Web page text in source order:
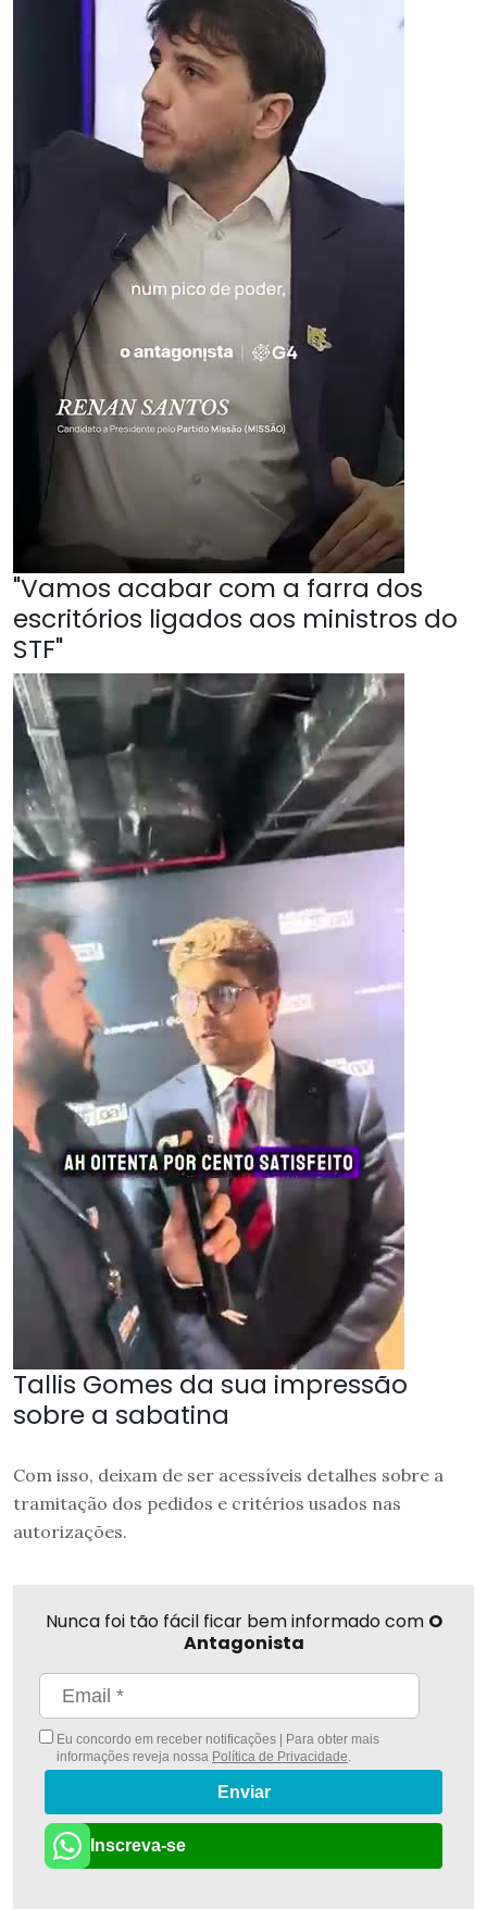
"Vamos acabar com a farra dos
escritórios ligados aos ministros do
STF"
Tallis Gomes da sua impressão
sobre a sabatina
Com isso, deixam de ser acessíveis detalhes sobre a
tramitação dos pedidos e critérios usados nas
autorizações.
Nunca foi tão fácil ficar bem informado com O
Antagonista
Eu concordo em receber notificações | Para obter mais
informações reveja nossa Política de Privacidade.
Enviar
Inscreva-se